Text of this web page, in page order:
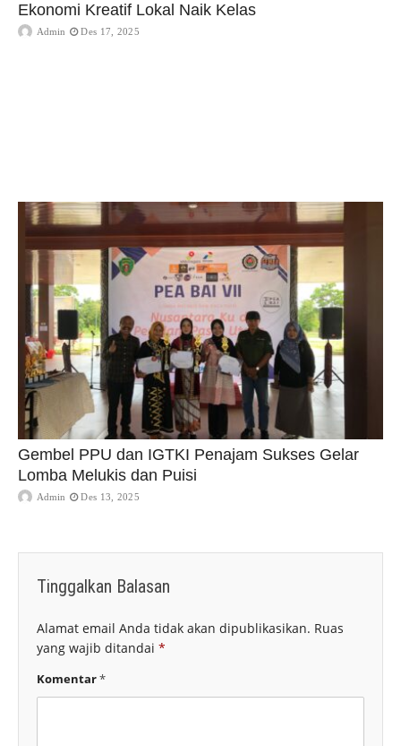
Ekonomi Kreatif Lokal Naik Kelas
Admin Des 17, 2025
Gembel PPU dan IGTKI Penajam Sukses Gelar
Lomba Melukis dan Puisi
Admin Des 13, 2025
Tinggalkan Balasan
Alamat email Anda tidak akan dipublikasikan. Ruas
yang wajib ditandai *
Komentar*